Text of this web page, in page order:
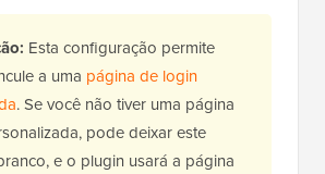
Esta configuração permite
a uma página de login
. Se você não tiver uma página
pode deixar este
e o plugin usará a página